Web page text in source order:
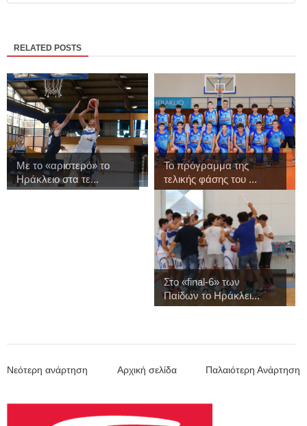
RELATED POSTS
Με το «αριστερό» το
Ηράκλειο στα τε...
Το πρόγραμμα της
τελικής φάσης του ...
Στo «final-6» των
Παίδων το Ηράκλει...
Νεότερη ανάρτηση Παλαιότερη Ανάρτηση
Αρχική σελίδα